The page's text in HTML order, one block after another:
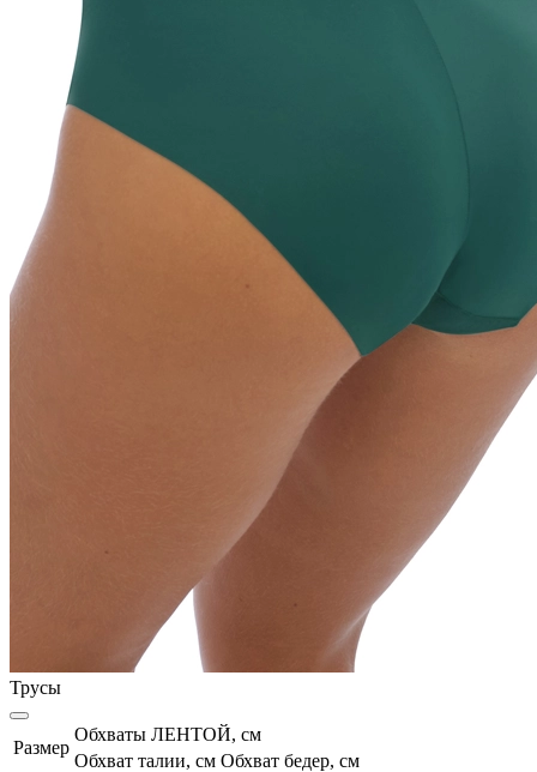
Трусы
Размер
Обхваты ЛЕНТОЙ, см
Обхват талии, см Обхват бедер, см